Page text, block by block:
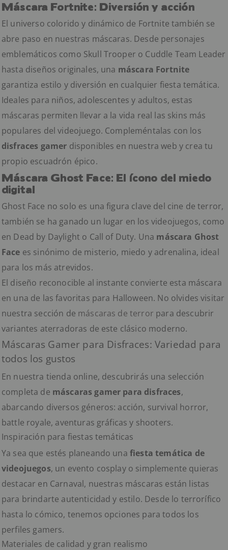
Máscara Fortnite: Diversión y acción
El universo colorido y dinámico de Fortnite también se
abre paso en nuestras máscaras. Desde personajes
emblemáticos como Skull Trooper o Cuddle Team Leader
hasta diseños originales, una máscara Fortnite
garantiza estilo y diversión en cualquier fiesta temática.
Ideales para niños, adolescentes y adultos, estas
máscaras permiten llevar a la vida real las skins más
populares del videojuego. Compleméntalas con los
disfraces gamer disponibles en nuestra web y crea tu
propio escuadrón épico.
Máscara Ghost Face: El ícono del miedo
digital
Ghost Face no solo es una figura clave del cine de terror,
también se ha ganado un lugar en los videojuegos, como
en Dead by Daylight o Call of Duty. Una máscara Ghost
Face es sinónimo de misterio, miedo y adrenalina, ideal
para los más atrevidos.
El diseño reconocible al instante convierte esta máscara
en una de las favoritas para Halloween. No olvides visitar
nuestra sección de máscaras de terror para descubrir
variantes aterradoras de este clásico moderno.
Máscaras Gamer para Disfraces: Variedad para
todos los gustos
En nuestra tienda online, descubrirás una selección
completa de máscaras gamer para disfraces,
abarcando diversos géneros: acción, survival horror,
battle royale, aventuras gráficas y shooters.
Inspiración para fiestas temáticas
Ya sea que estés planeando una fiesta temática de
videojuegos, un evento cosplay o simplemente quieras
destacar en Carnaval, nuestras máscaras están listas
para brindarte autenticidad y estilo. Desde lo terrorífico
hasta lo cómico, tenemos opciones para todos los
perfiles gamers.
Materiales de calidad y gran realismo